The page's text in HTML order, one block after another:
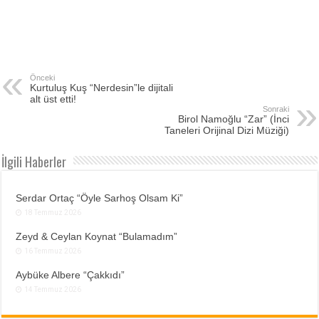
Önceki
Kurtuluş Kuş “Nerdesin”le dijitali
alt üst etti!
Sonraki
Birol Namoğlu “Zar” (İnci
Taneleri Orijinal Dizi Müziği)
İlgili Haberler
Serdar Ortaç “Öyle Sarhoş Olsam Ki”
Zeyd & Ceylan Koynat “Bulamadım”
Aybüke Albere “Çakkıdı”